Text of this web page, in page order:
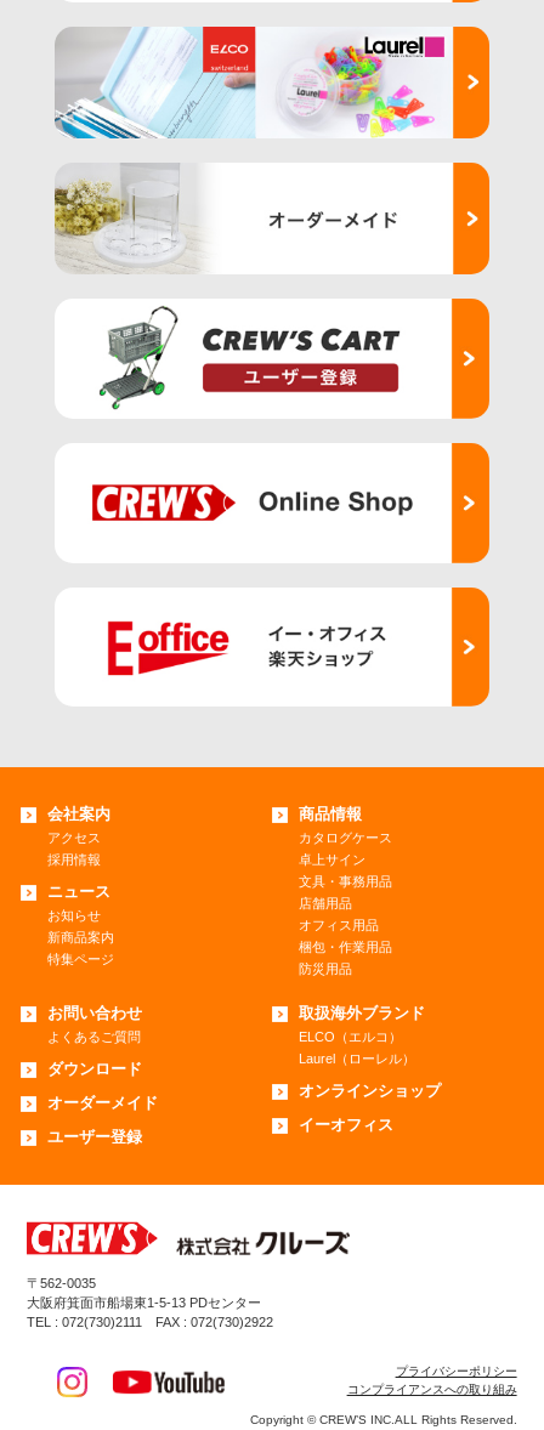
会社案内
アクセス
採用情報
ニュース
お知らせ
新商品案内
特集ページ
商品情報
カタログケース
卓上サイン
文具・事務用品
店舗用品
オフィス用品
梱包・作業用品
防災用品
お問い合わせ
よくあるご質問
ダウンロード
オーダーメイド
ユーザー登録
取扱海外ブランド
ELCO（エルコ）
Laurel（ローレル）
オンラインショップ
イーオフィス
〒562-0035
大阪府箕面市船場東1-5-13 PDセンター
TEL : 072(730)2111 FAX : 072(730)2922
プライバシーポリシー
コンプライアンスへの取り組み
Copyright © CREW’S INC.ALL Rights Reserved.